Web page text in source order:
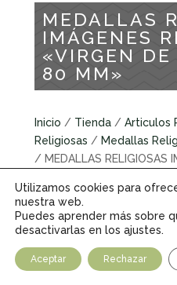
MEDALLAS
IMÁGENES
«VIRGEN
80 MM»
Inicio / Tienda / Articulos
Religiosas / Medallas
/ MEDALLAS RELIGIOSAS
Medallas religiosas
INFORMACIÓN
Utilizamos cookies para
nuestra web.
Puedes aprender más sobre
desactivarlas en los ajustes.
Aceptar Rechazar